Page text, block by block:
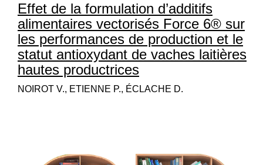
Effet de la formulation d’additifs
alimentaires vectorisés Force 6® sur
les performances de production et le
statut antioxydant de vaches laitières
hautes productrices
NOIROT V., ETIENNE P., ÉCLACHE D.